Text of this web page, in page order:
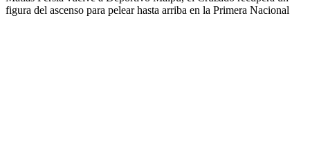
figura del ascenso para pelear hasta arriba en la Primera Nacional